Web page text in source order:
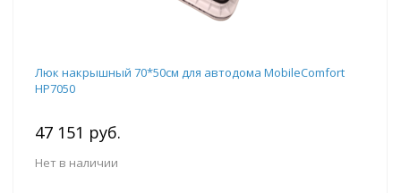
Люк накрышный 70*50см для автодома MobileComfort
HP7050
47 151 руб.
Нет в наличии